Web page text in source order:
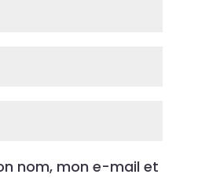
nom, mon e-mail et